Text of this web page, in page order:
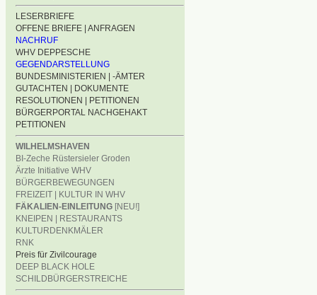
LESERBRIEFE
OFFENE BRIEFE | ANFRAGEN
NACHRUF
WHV DEPPESCHE
GEGENDARSTELLUNG
BUNDESMINISTERIEN | -ÄMTER
GUTACHTEN | DOKUMENTE
RESOLUTIONEN | PETITIONEN
BÜRGERPORTAL NACHGEHAKT
PETITIONEN
WILHELMSHAVEN
BI-Zeche Rüstersieler Groden
Ärzte Initiative WHV
BÜRGERBEWEGUNGEN
FREIZEIT | KULTUR IN WHV
FÄKALIEN-EINLEITUNG [NEU!]
KNEIPEN | RESTAURANTS
KULTURDENKMÄLER
RNK
Preis für Zivilcourage
DEEP BLACK HOLE
SCHILDBÜRGERSTREICHE